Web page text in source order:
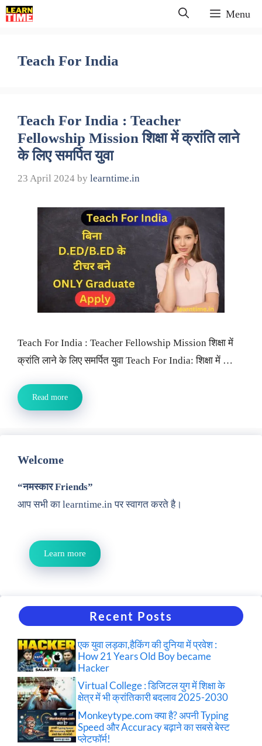
Skip
to
Menu
Teach For India
Teach For India : Teacher
Fellowship Mission शिक्षा में क्रांति लाने
के लिए समर्पित युवा
23 April 2024 by learntime.in
Teach For India : Teacher Fellowship Mission शिक्षा में
क्रांति लाने के लिए समर्पित युवा Teach For India: शिक्षा में …
Read more
Welcome
“नमस्कार Friends”
आप सभी का learntime.in पर स्वागत करते है।
Learn more
Recent Posts
एक युवा लड़का,हैकिंग की दुनिया में प्रवेश :
How 21 Years Old Boy became
Hacker
Virtual College : डिजिटल युग में शिक्षा के
क्षेत्र में भी क्रांतिकारी बदलाव 2025-2030
Monkeytype.com क्या है? अपनी Typing
Speed और Accuracy बढ़ाने का सबसे बेस्ट
प्लेटफॉर्म!